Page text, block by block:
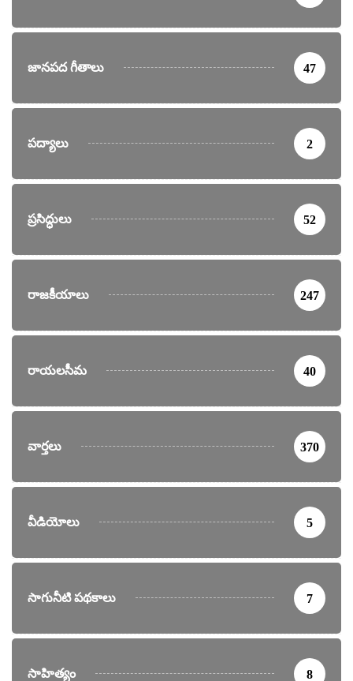
జానపద గీతాలు 47
పద్యాలు 2
ప్రసిద్ధులు 52
రాజకీయాలు 247
రాయలసీమ 40
వార్తలు 370
వీడియోలు 5
సాగునీటి పథకాలు 7
సాహిత్యం 8